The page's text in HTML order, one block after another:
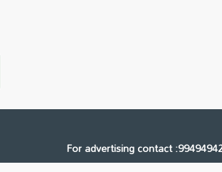
For advertising contact
Email: